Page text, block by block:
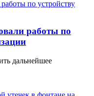
работы по
дальнейшее